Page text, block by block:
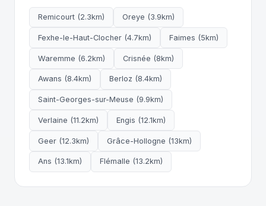
Remicourt (2.3km) Oreye (3.9km)
Fexhe-le-Haut-Clocher (4.7km) Faimes (5km)
Waremme (6.2km) Crisnée (8km)
Awans (8.4km) Berloz (8.4km)
Saint-Georges-sur-Meuse (9.9km)
Verlaine (11.2km) Engis (12.1km)
Geer (12.3km) Grâce-Hollogne (13km)
Ans (13.1km) Flémalle (13.2km)